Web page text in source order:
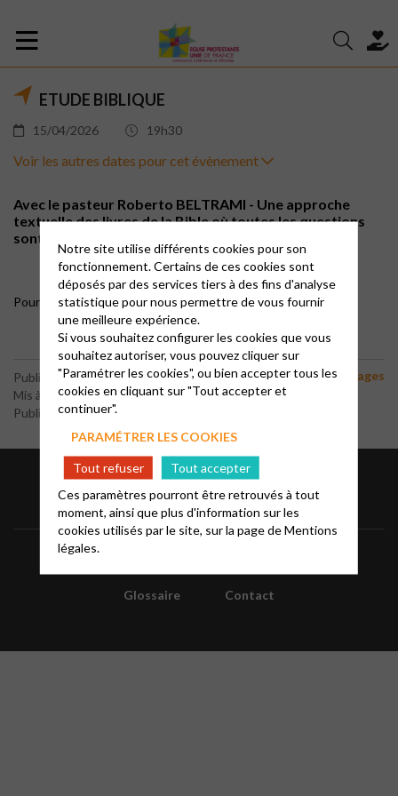
ETUDE BIBLIQUE
15/04/2026 19h30
Voir les autres dates pour cet évènement
Avec le pasteur Roberto BELTRAMI - Une approche
textuelle des livres de la Bible où toutes les questions
sont les bienvenues.
Pour plus d’informations, suivez celien.
Publié le 27 décembre 2022
Mis à jour le 27 avril 2026
Publié par le webmaster
Stages
Informations
Glossaire Contact
Notre site utilise différents cookies pour son
fonctionnement. Certains de ces cookies sont
déposés par des services tiers à des fins d'analyse
statistique pour nous permettre de vous fournir
une meilleure expérience.
Si vous souhaitez configurer les cookies que vous
souhaitez autoriser, vous pouvez cliquer sur
"Paramétrer les cookies", ou bien accepter tous les
cookies en cliquant sur "Tout accepter et
continuer".
PARAMÉTRER LES COOKIES
Tout refuser
Tout accepter
Ces paramètres pourront être retrouvés à tout
moment, ainsi que plus d'information sur les
cookies utilisés par le site, sur la page deMentions
légales.